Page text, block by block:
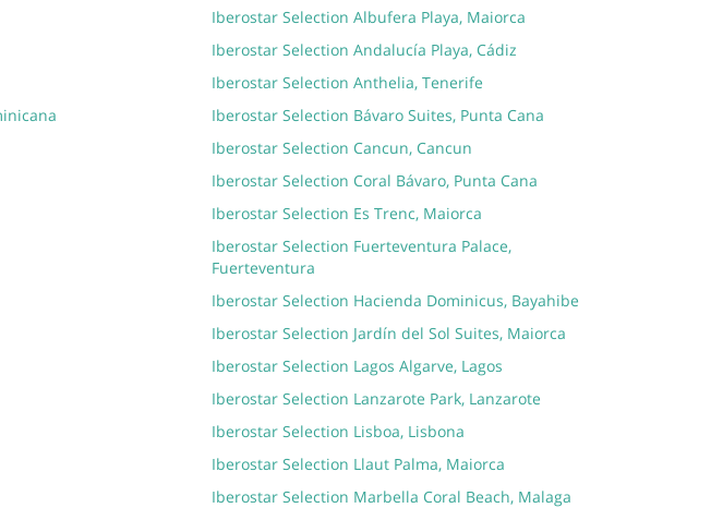
Iberostar Selection Albufera Playa, Maiorca
Iberostar Selection Andalucía Playa, Cádiz
Iberostar Selection Anthelia, Tenerife
Iberostar Selection Bávaro Suites, Punta Cana
Iberostar Selection Cancun, Cancun
Iberostar Selection Coral Bávaro, Punta Cana
Iberostar Selection Es Trenc, Maiorca
Iberostar Selection Fuerteventura Palace,
Fuerteventura
Iberostar Selection Hacienda Dominicus, Bayahibe
Iberostar Selection Jardín del Sol Suites, Maiorca
Iberostar Selection Lagos Algarve, Lagos
Iberostar Selection Lanzarote Park, Lanzarote
Iberostar Selection Lisboa, Lisbona
Iberostar Selection Llaut Palma, Maiorca
Iberostar Selection Marbella Coral Beach, Malaga